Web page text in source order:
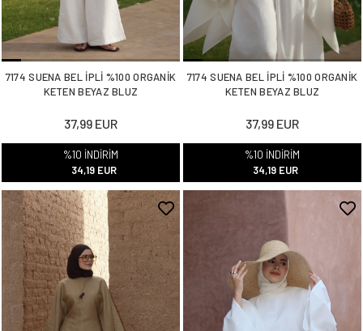
7174 SUENA BEL İPLİ %100 ORGANİK
KETEN BEYAZ BLUZ
37,99 EUR
%10 İNDİRİM
34,19 EUR
7174 SUENA BEL İPLİ %100 ORGANİK
KETEN BEYAZ BLUZ
37,99 EUR
%10 İNDİRİM
34,19 EUR